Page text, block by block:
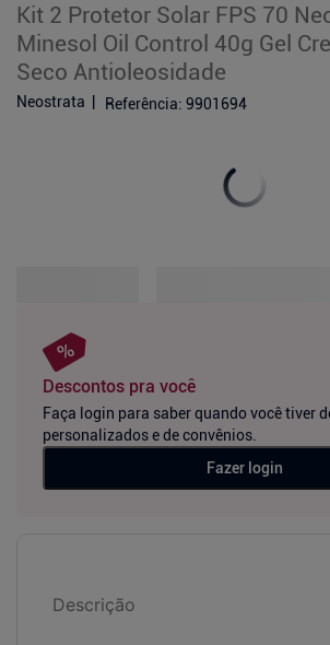
Kit 2 Protetor Solar FPS 70
Minesol Oil Control 40g Gel
Seco Antioleosidade
Neostrata Referência: 9901694
Descontos pra você
Faça login para saber quando você tiver
personalizados e de convênios.
Fazer login
Descrição
fralda geriatrica º shampoo